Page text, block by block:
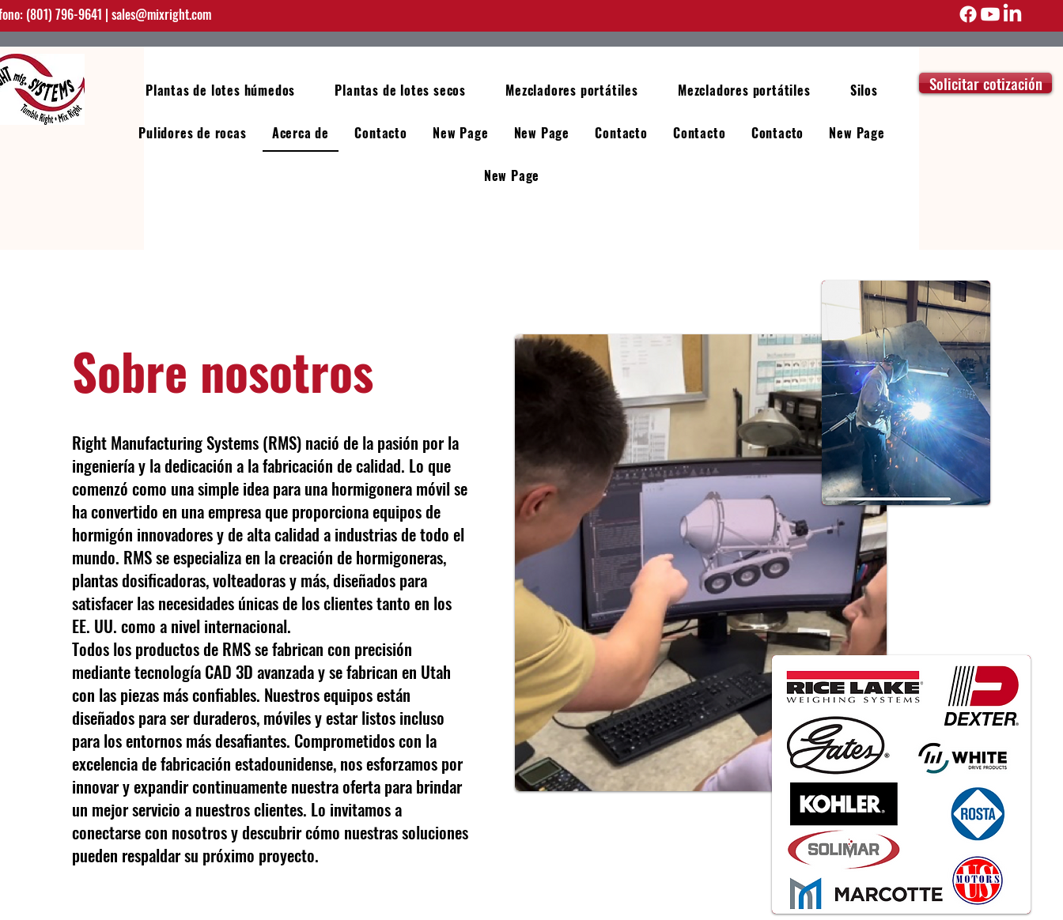
(801) 796-9641 | sales@mixright.com
Plantas de lotes húmedos Plantas de lotes secos Mezcladores portátiles Mezcladores portátiles Silos
Pulidores de rocas Acerca de Contacto New Page New Page Contacto Contacto Contacto New Page
New Page
Solicitar cotización
Sobre nosotros
Right Manufacturing Systems (RMS) nació de la pasión por la
ingeniería y la dedicación a la fabricación de calidad. Lo que
comenzó como una simple idea para una hormigonera móvil se
ha convertido en una empresa que proporciona equipos de
hormigón innovadores y de alta calidad a industrias de todo el
mundo. RMS se especializa en la creación de hormigoneras,
plantas dosificadoras, volteadoras y más, diseñados para
satisfacer las necesidades únicas de los clientes tanto en los
EE. UU. como a nivel internacional.
Todos los productos de RMS se fabrican con precisión
mediante tecnología CAD 3D avanzada y se fabrican en Utah
con las piezas más confiables. Nuestros equipos están
diseñados para ser duraderos, móviles y estar listos incluso
para los entornos más desafiantes. Comprometidos con la
excelencia de fabricación estadounidense, nos esforzamos por
innovar y expandir continuamente nuestra oferta para brindar
un mejor servicio a nuestros clientes. Lo invitamos a
conectarse con nosotros y descubrir cómo nuestras soluciones
pueden respaldar su próximo proyecto.